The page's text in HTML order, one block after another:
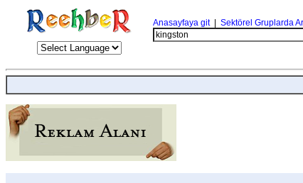
Anasayfaya git| Sektörel Gruplarda